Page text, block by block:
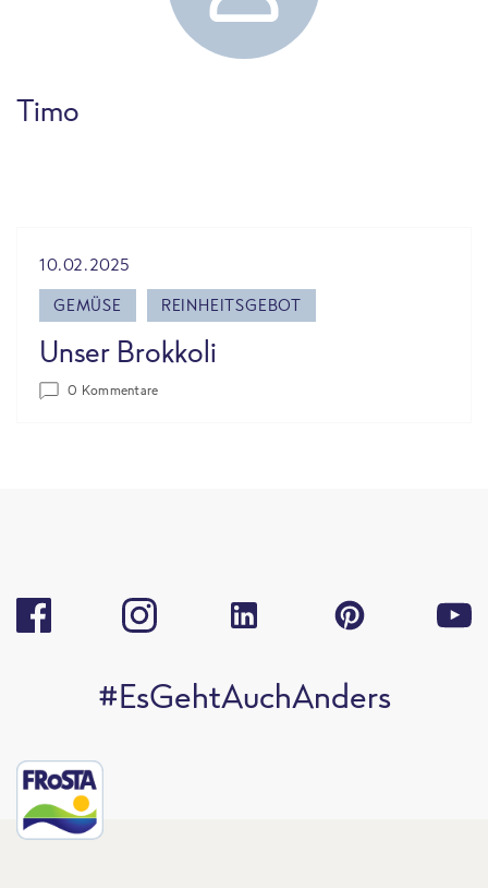
Timo
10.02.2025
GEMÜSE
REINHEITSGEBOT
Unser Brokkoli
0 Kommentare
#EsGehtAuchAnders